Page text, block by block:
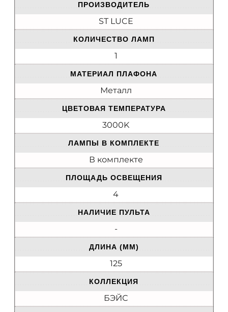
ПРОИЗВОДИТЕЛЬ
ST LUCE
КОЛИЧЕСТВО ЛАМП
1
МАТЕРИАЛ ПЛАФОНА
Металл
ЦВЕТОВАЯ ТЕМПЕРАТУРА
3000K
ЛАМПЫ В КОМПЛЕКТЕ
В комплекте
ПЛОЩАДЬ ОСВЕЩЕНИЯ
4
НАЛИЧИЕ ПУЛЬТА
-
ДЛИНА (ММ)
125
КОЛЛЕКЦИЯ
БЭЙС